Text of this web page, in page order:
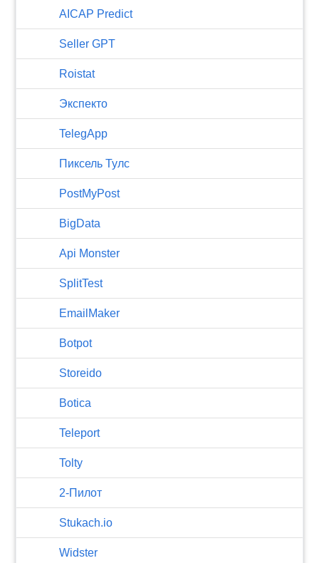
AICAP Predict
Seller GPT
Roistat
Экспекто
TelegApp
Пиксель Тулс
PostMyPost
BigData
Api Monster
SplitTest
EmailMaker
Botpot
Storeido
Botica
Teleport
Tolty
2-Пилот
Stukach.io
Widster